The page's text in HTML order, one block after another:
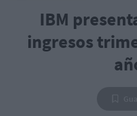
IBM
ingresos